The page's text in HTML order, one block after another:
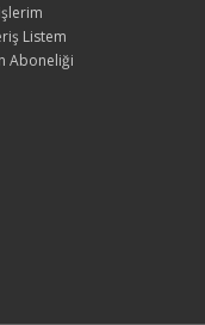
Listem
Aboneliği